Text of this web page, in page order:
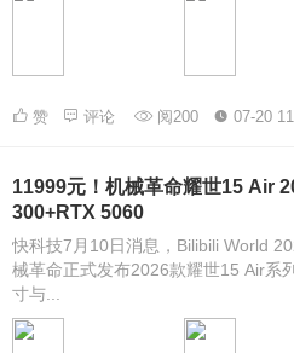
赞 评论 阅200 07-20
11999元！机械革命耀世15 Air
300+RTX 5060
快科技7月10日消息，Bilibili World
械革命正式发布2026款耀世15 Air系
寸与...